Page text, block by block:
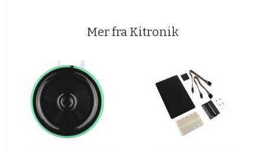
Mer fra Kitronik